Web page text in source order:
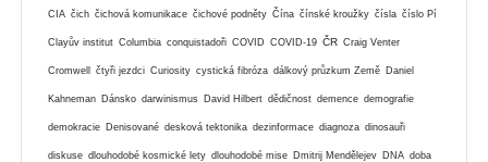
CIA čich čichová komunikace čichové podněty Čína čínské kroužky čísla číslo Pí
Clayův institut Columbia conquistadoři COVID COVID-19 ČR Craig Venter
Cromwell čtyři jezdci Curiosity cystická fibróza dálkový průzkum Země Daniel
Kahneman Dánsko darwinismus David Hilbert dědičnost demence demografie
demokracie Denisované desková tektonika dezinformace diagnoza dinosauři
diskuse dlouhodobé kosmické lety dlouhodobé mise Dmitrij Mendělejev DNA doba